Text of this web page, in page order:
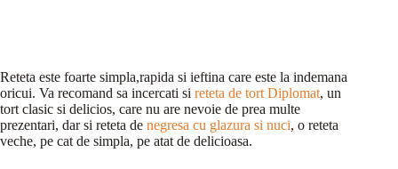
Reteta este foarte simpla,rapida si ieftina care este la indemana
oricui. Va recomand sa incercati si reteta de tort Diplomat, un
tort clasic si delicios, care nu are nevoie de prea multe
prezentari, dar si reteta de negresa cu glazura si nuci, o reteta
veche, pe cat de simpla, pe atat de delicioasa.